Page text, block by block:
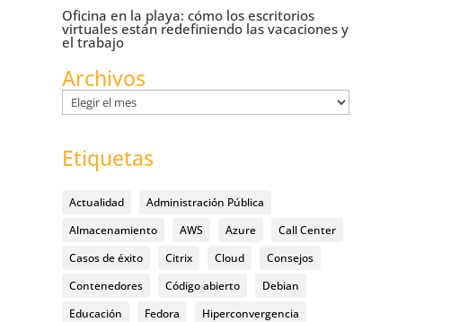
Oficina en la playa: cómo los escritorios
virtuales están redefiniendo las vacaciones y
el trabajo
Archivos
Archivos
Etiquetas
Actualidad
Administración Pública
Almacenamiento
AWS Azure
Call Center
Casos de éxito
Citrix Cloud
Consejos
Contenedores
Código abierto
Debian
Educación
Fedora
Hiperconvergencia